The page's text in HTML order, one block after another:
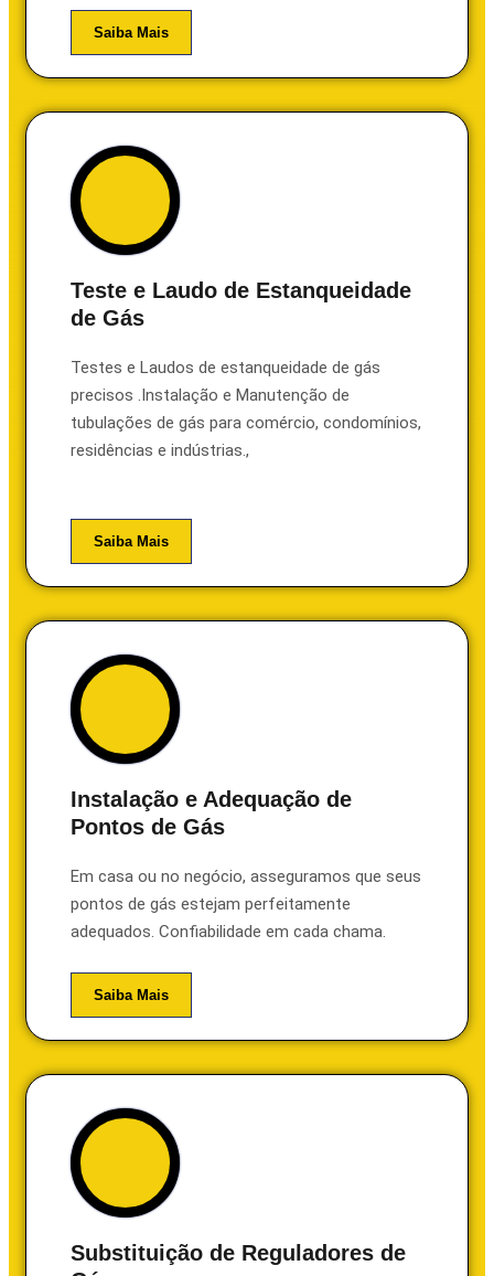
Saiba Mais
Teste e Laudo de Estanqueidade
de Gás
Testes e Laudos de estanqueidade de gás
precisos .Instalação e Manutenção de
tubulações de gás para comércio, condomínios,
residências e indústrias.,
Saiba Mais
Instalação e Adequação de
Pontos de Gás
Em casa ou no negócio, asseguramos que seus
pontos de gás estejam perfeitamente
adequados. Confiabilidade em cada chama.
Saiba Mais
Substituição de Reguladores de